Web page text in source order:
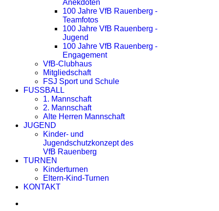
Anekdoten
100 Jahre VfB Rauenberg -
Teamfotos
100 Jahre VfB Rauenberg -
Jugend
100 Jahre VfB Rauenberg -
Engagement
VfB-Clubhaus
Mitgliedschaft
FSJ Sport und Schule
FUSSBALL
1. Mannschaft
2. Mannschaft
Alte Herren Mannschaft
JUGEND
Kinder- und
Jugendschutzkonzept des
VfB Rauenberg
TURNEN
Kinderturnen
Eltern-Kind-Turnen
KONTAKT